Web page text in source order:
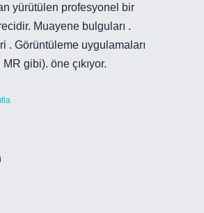
yürütülen profesyonel bir
Muayene bulguları .
. Görüntüleme uygulamaları
gibi). öne çıkıyor.